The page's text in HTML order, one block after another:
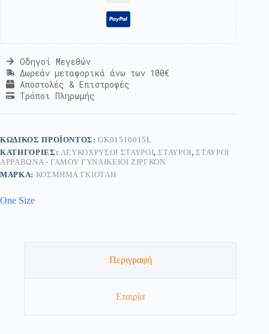
Οδηγοί Μεγεθών
Δωρεάν μεταφορικά άνω των 100€
Αποστολές & Επιστροφές
Τρόποι Πληρωμής
ΚΩΔΙΚΌΣ ΠΡΟΪΌΝΤΟΣ:GK01510015L
ΚΑΤΗΓΟΡΊΕΣ: ΛΕΥΚΌΧΡΥΣΟΙ ΣΤΑΥΡΟΊ,ΣΤΑΥΡΟΊ,ΣΤΑΥΡΟΊ
ΑΡΡΑΒΏΝΑ - ΓΆΜΟΥ ΓΥΝΑΙΚΕΊΟΙ ΖΙΡΓΚΌΝ
ΜΆΡΚΑ: ΚΟΣΜΗΜΑ ΓΚΙΟΤΛΗ
One Size
Περιγραφή
Εταιρία